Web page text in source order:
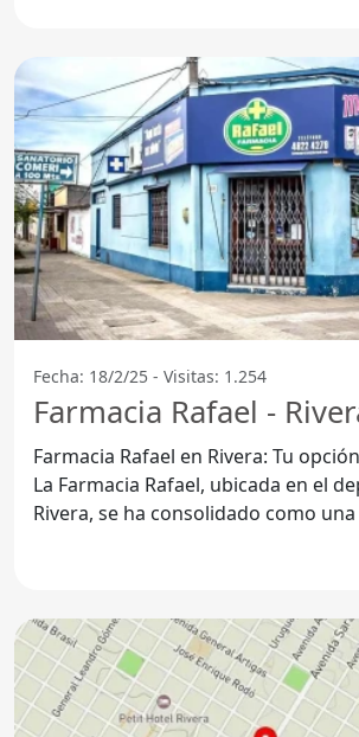
Fecha: 18/2/25 - Visitas: 1.254
Farmacia Rafael -
Farmacia Rafael en Rivera: Tu
La Farmacia Rafael, ubicada en el
Rivera, se ha consolidado como